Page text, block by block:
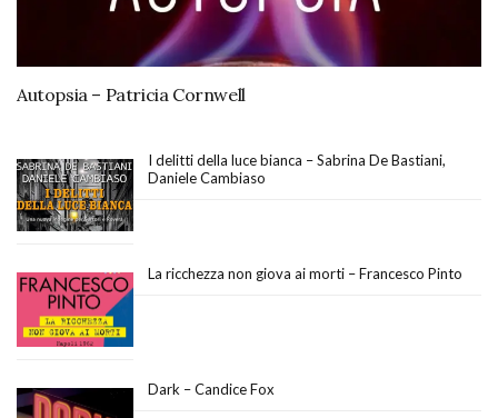
Autopsia – Patricia Cornwell
I delitti della luce bianca – Sabrina De Bastiani,
Daniele Cambiaso
La ricchezza non giova ai morti – Francesco Pinto
Dark – Candice Fox